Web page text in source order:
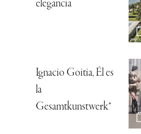
elegancia
Ignacio Goitia, Él es
la
Gesamtkunstwerk*